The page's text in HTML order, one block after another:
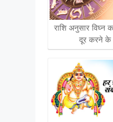
राशि अनुसार विघ्न
दूर करने के